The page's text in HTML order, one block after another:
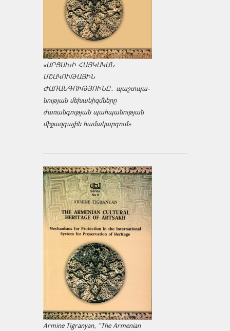
«ԱՐՑԱԽԻ ՀԱՅԿԱԿԱՆ
ՄՇԱԿՈՒԹԱՅԻՆ
ԺԱՌԱՆԳՈՒԹՅՈՒՆԸ․ պաշտպա­
նության մեխանիզմները
ժառանգության պահպանության
միջազ­գային համակարգում»
Armine Tigranyan, "The Armenian